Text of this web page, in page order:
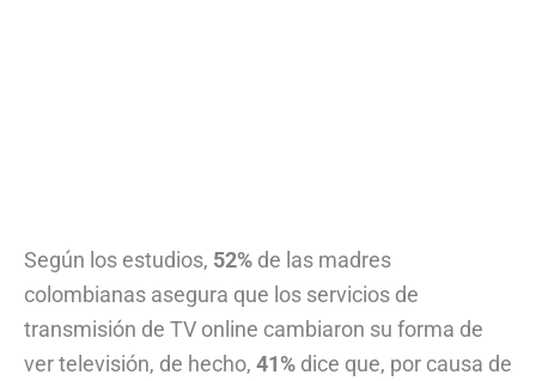
Según los estudios, 52% de las madres
colombianas asegura que los servicios de
transmisión de TV online cambiaron su forma de
ver televisión, de hecho, 41% dice que, por causa de